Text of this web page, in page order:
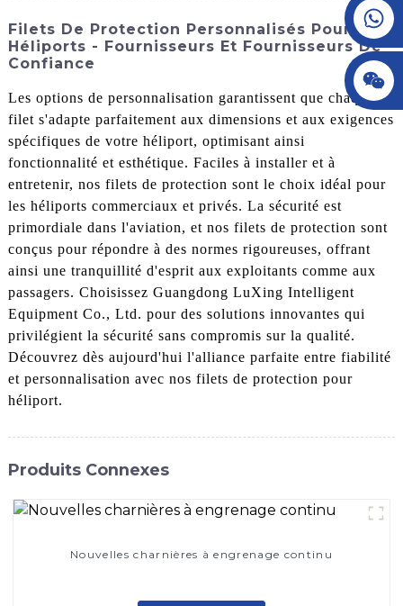
Filets De Protection Personnalisés Pour
Héliports - Fournisseurs Et Fournisseurs De
Confiance
Les options de personnalisation garantissent que chaque
filet s'adapte parfaitement aux dimensions et aux exigences
spécifiques de votre héliport, optimisant ainsi
fonctionnalité et esthétique. Faciles à installer et à
entretenir, nos filets de protection sont le choix idéal pour
les héliports commerciaux et privés. La sécurité est
primordiale dans l'aviation, et nos filets de protection sont
conçus pour répondre à des normes rigoureuses, offrant
ainsi une tranquillité d'esprit aux exploitants comme aux
passagers. Choisissez Guangdong LuXing Intelligent
Equipment Co., Ltd. pour des solutions innovantes qui
privilégient la sécurité sans compromis sur la qualité.
Découvrez dès aujourd'hui l'alliance parfaite entre fiabilité
et personnalisation avec nos filets de protection pour
héliport.
Produits Connexes
Nouvelles charnières à engrenage continu